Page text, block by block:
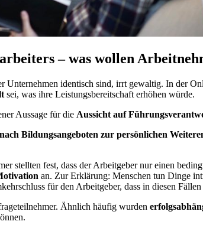
– was wollen
Unternehmen identisch sind, irrt gewaltig. In der
sei, was ihre Leistungsbereitschaft erhöhen würde.
Aussage für die Aussicht auf
Bildungsangeboten zur persönlichen
stellten fest, dass der Arbeitgeber nur einen
an. Zur Erklärung: Menschen tun Dinge
für den Arbeitgeber, dass in diesen
Ähnlich häufig wurden